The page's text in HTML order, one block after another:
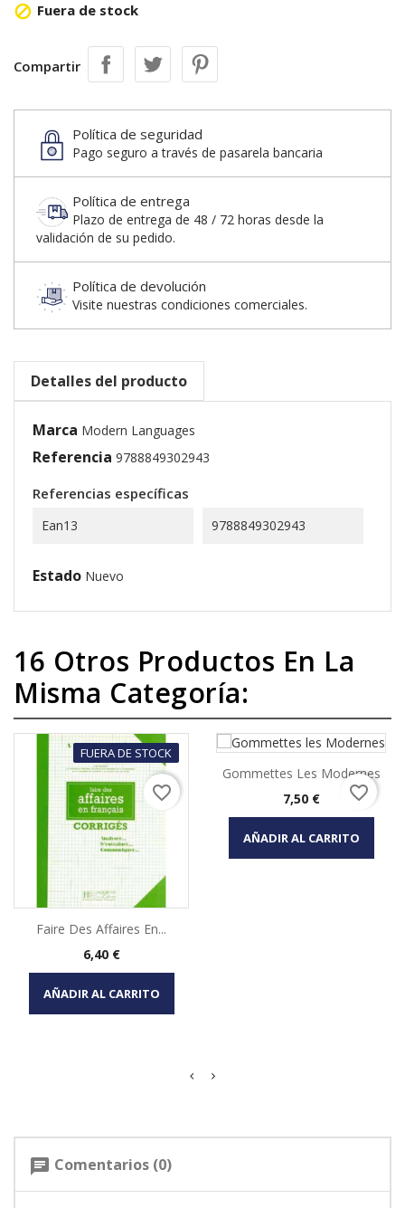
 Fuera de stock
Compartir
Política de seguridad
Pago seguro a través de pasarela bancaria
Política de entrega
Plazo de entrega de 48 / 72 horas desde la
validación de su pedido.
Política de devolución
Visite nuestras condiciones comerciales.
Detalles del producto
Marca Modern Languages
Referencia 9788849302943
Referencias específicas
Ean13 9788849302943
Estado Nuevo
16 Otros Productos En La
Misma Categoría:
FUERA DE STOCK
Faire Des Affaires En...
Precio
6,40 €
AÑADIR AL CARRITO
favorite_border
Gommettes Les Modernes
Precio
7,50 €
AÑADIR AL CARRITO
favorite_border
chat Comentarios (0)